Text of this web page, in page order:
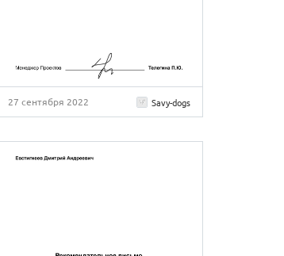
27 сентября 2022 Savy-dogs